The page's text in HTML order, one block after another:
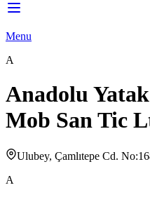
Menu
A
Anadolu
Mob San Tic
Ulubey, Çamlıtepe Cd.
A